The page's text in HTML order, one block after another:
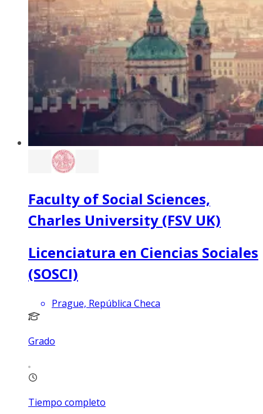
Faculty of Social Sciences,
Charles University (FSV UK)
Licenciatura en Ciencias Sociales
(SOSCI)
Prague, República Checa
Grado
Tiempo completo